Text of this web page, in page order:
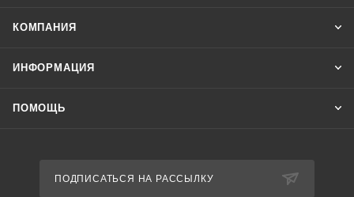
КОМПАНИЯ
ИНФОРМАЦИЯ
ПОМОЩЬ
ПОДПИСАТЬСЯ НА РАССЫЛКУ